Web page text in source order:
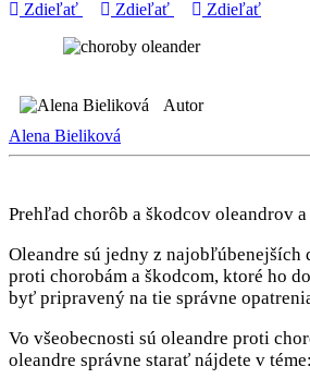
Zdieľať Zdieľať Zdieľať
Autor
Alena Bieliková
Prehľad chorôb a škodcov oleandrov
Oleandre sú jedny z
proti chorobám a škodcom, ktoré ho
byť pripravený na tie správne
Vo všeobecnosti sú oleandre proti
oleandre správne starať nájdete v téme: